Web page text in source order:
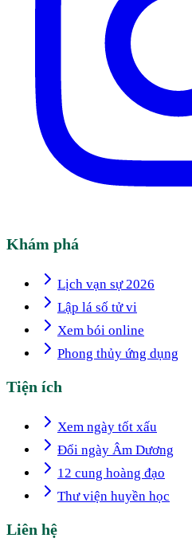
Khám phá
Lịch vạn sự 2026
Lập lá số tử vi
Xem bói online
Phong thủy ứng dụng
Tiện ích
Xem ngày tốt xấu
Đổi ngày Âm Dương
12 cung hoàng đạo
Thư viện huyền học
Liên hệ